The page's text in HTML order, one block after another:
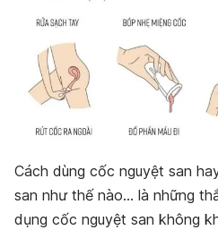
Cách dùng cốc nguyệt san
san như thế nào… là những
dụng cốc nguyệt san không